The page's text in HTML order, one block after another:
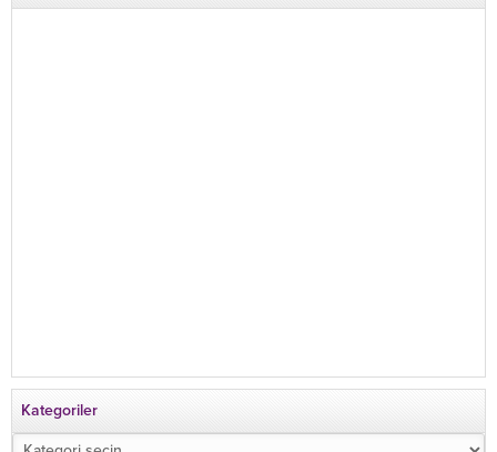
Kategoriler
Kategoriler